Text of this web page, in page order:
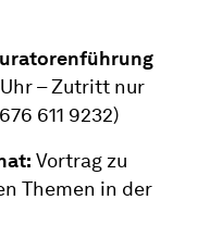
Uhr – Zutritt nur
611 9232)
Vortrag zu
Themen in der